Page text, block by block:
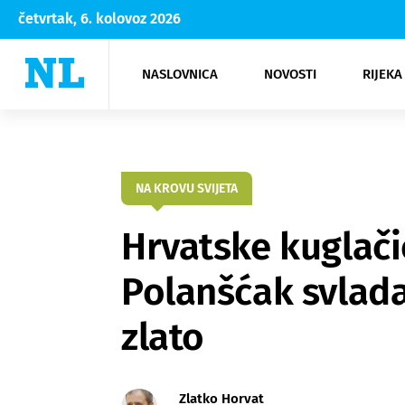
četvrtak, 6. kolovoz 2026
NASLOVNICA NOVOSTI
Rijeka Opatija
NK
Moda
Kultura
NA KROVU SVIJETA
Hrvatske
Polanšćak
zlato
Zlatko Horvat